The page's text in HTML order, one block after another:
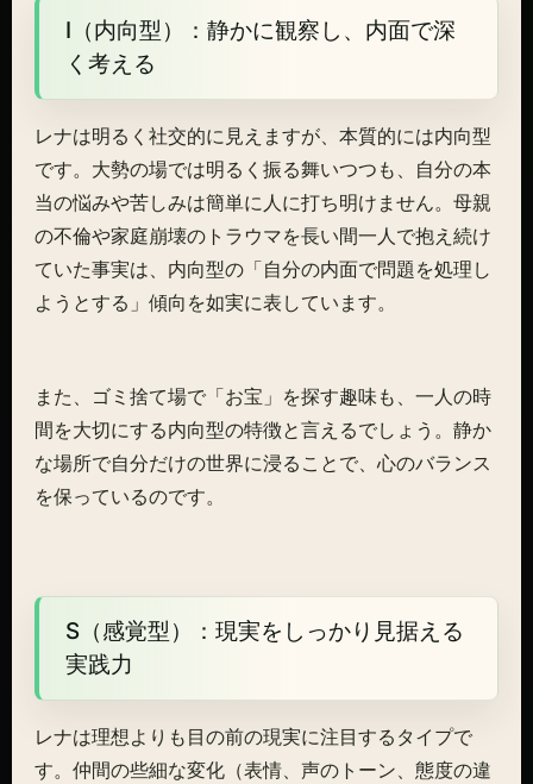
I（内向型）：静かに観察し、内面で深
く考える
レナは明るく社交的に見えますが、本質的には内向型
です。大勢の場では明るく振る舞いつつも、自分の本
当の悩みや苦しみは簡単に人に打ち明けません。母親
の不倫や家庭崩壊のトラウマを長い間一人で抱え続け
ていた事実は、内向型の「自分の内面で問題を処理し
ようとする」傾向を如実に表しています。
また、ゴミ捨て場で「お宝」を探す趣味も、一人の時
間を大切にする内向型の特徴と言えるでしょう。静か
な場所で自分だけの世界に浸ることで、心のバランス
を保っているのです。
S（感覚型）：現実をしっかり見据える
実践力
レナは理想よりも目の前の現実に注目するタイプで
す。仲間の些細な変化（表情、声のトーン、態度の違